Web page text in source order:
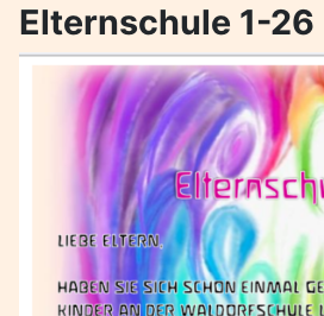
Elternschule 1-26